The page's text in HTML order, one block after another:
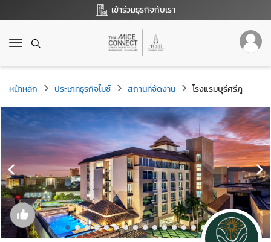
เข้าร่วมธุรกิจกับเรา
T
g
g
l
e
n
i
a
t
i
o
n
หน้าหลัก ประเภทธุรกิจไมซ์ สถานที่จัดงาน โรงแรมบุรีศรีภู